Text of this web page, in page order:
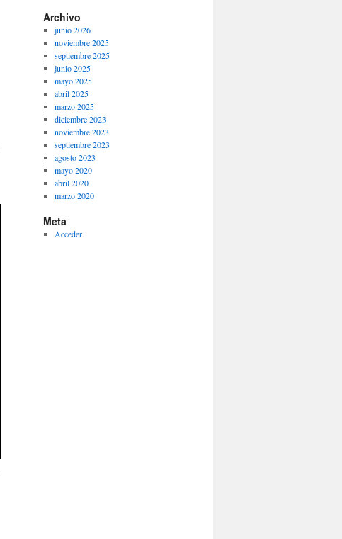
Archivo
junio 2026
noviembre 2025
septiembre 2025
junio 2025
mayo 2025
abril 2025
marzo 2025
diciembre 2023
noviembre 2023
septiembre 2023
agosto 2023
mayo 2020
abril 2020
marzo 2020
Meta
Acceder